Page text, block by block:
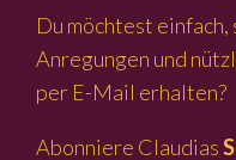
Du möchtest
Anregungen und
per E-Mail erhalten?
Abonniere Claudias